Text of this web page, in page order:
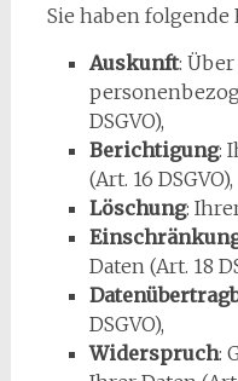
Sie haben folgende
Auskunft:
DSGVO),
Berichtigung:
(Art. 16 DSGVO),
Löschung:
Daten (Art. 18
DSGVO),
Widerspruch: